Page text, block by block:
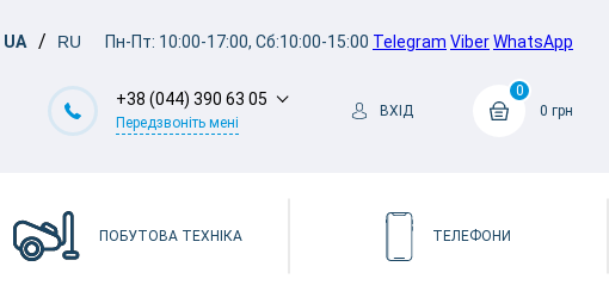
UA RU Пн-Пт: 10:00-17:00, Сб:10:00-15:00 Telegram ViberWhatsApp
+38 (044) 390 63 05
Передзвоніть мені
ВХІД
0
0 грн
ПОБУТОВА ТЕХНІКА ТЕЛЕФОНИ